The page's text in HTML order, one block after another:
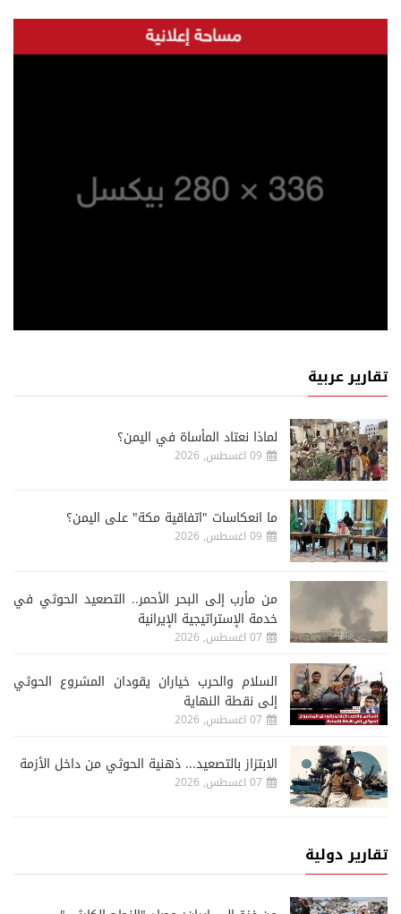
تقارير عربية
لماذا نعتاد المأساة في اليمن؟
09 اغسطس, 2026
ما انعكاسات "اتفاقية مكة" على اليمن؟
09 اغسطس, 2026
من مأرب إلى البحر الأحمر.. التصعيد الحوثي في
خدمة الإستراتيجية الإيرانية
07 اغسطس, 2026
السلام والحرب خياران يقودان المشروع الحوثي
إلى نقطة النهاية
07 اغسطس, 2026
الابتزاز بالتصعيد... ذهنية الحوثي من داخل الأزمة
07 اغسطس, 2026
تقارير دولية